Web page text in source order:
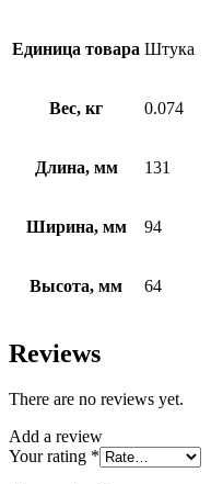
Единица товара Штука
Вес, кг 0.074
Длина, мм 131
Ширина, мм 94
Высота, мм 64
Reviews
There are no reviews yet.
Add a review
Your rating *